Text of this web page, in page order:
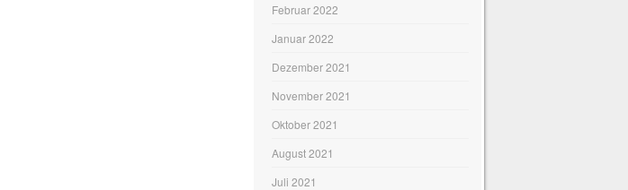
Februar 2022
Januar 2022
Dezember 2021
November 2021
Oktober 2021
August 2021
Juli 2021